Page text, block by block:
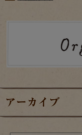
アーカイブ